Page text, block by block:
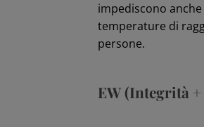
impediscono
temperature di
persone.
EW (Integrità